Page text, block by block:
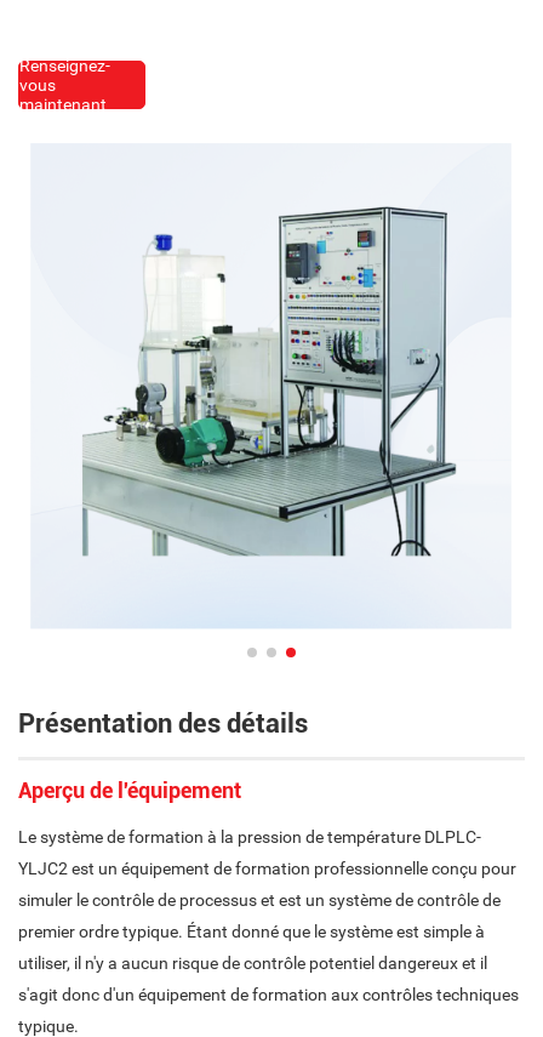
Renseignez-
vous
maintenant
Présentation des détails
Aperçu de l'équipement
Le système de formation à la pression de température DLPLC-
YLJC2 est un équipement de formation professionnelle conçu pour
simuler le contrôle de processus et est un système de contrôle de
premier ordre typique. Étant donné que le système est simple à
utiliser, il n'y a aucun risque de contrôle potentiel dangereux et il
s'agit donc d'un équipement de formation aux contrôles techniques
typique.